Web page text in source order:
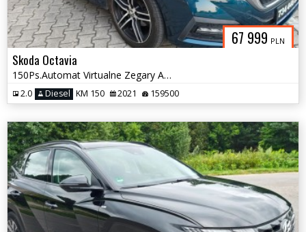
67 999 PLN
Skoda Octavia
150Ps.Automat Virtualne Zegary Ambiente Grzana Kierownica Serwis 2021
2.0 Diesel KM 150 2021 159500